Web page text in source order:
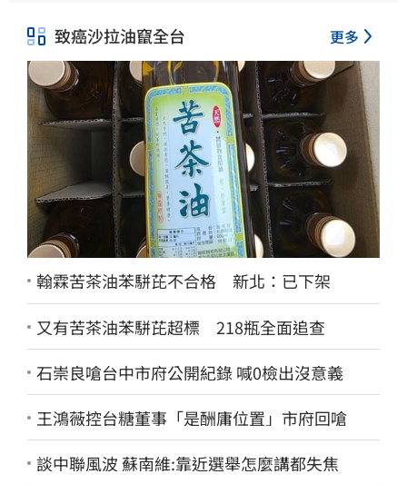
致癌沙拉油竄全台 更多
翰霖苦茶油苯駢芘不合格 新北：已下架
又有苦茶油苯駢芘超標 218瓶全面追查
石崇良嗆台中市府公開紀錄 喊0檢出沒意義
王鴻薇控台糖董事「是酬庸位置」市府回嗆
談中聯風波 蘇南維:靠近選舉怎麼講都失焦